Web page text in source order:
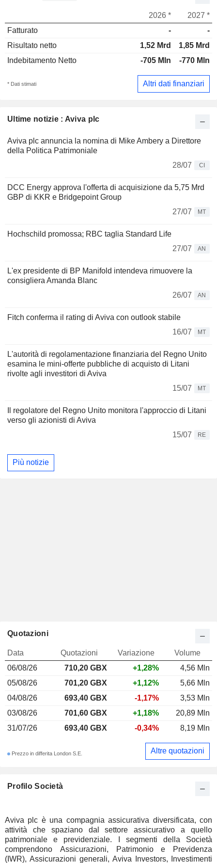
Ultime notizie : Aviva plc
Aviva plc annuncia la nomina di Mike Ambery a Direttore
della Politica Patrimoniale
28/07
CI
DCC Energy approva l'offerta di acquisizione da 5,75 Mrd
GBP di KKR e Bridgepoint Group
27/07
MT
Hochschild promossa; RBC taglia Standard Life
27/07
AN
L'ex presidente di BP Manifold intendeva rimuovere la
consigliera Amanda Blanc
26/07
AN
Fitch conferma il rating di Aviva con outlook stabile
16/07
MT
L'autorità di regolamentazione finanziaria del Regno Unito
esamina le mini-offerte pubbliche di acquisto di Litani
rivolte agli investitori di Aviva
15/07
MT
Il regolatore del Regno Unito monitora l'approccio di Litani
verso gli azionisti di Aviva
15/07
RE
Più notizie
2026 *
2027 *
Fatturato
-
-
Risultato netto
1,52 Mrd
1,85 Mrd
Indebitamento Netto
-705 Mln -770 Mln
* Dati stimati Altri dati finanziari
Profilo Società
Aviva plc è una compagnia assicurativa diversificata, con
attività che spaziano dal settore assicurativo a quello
patrimoniale e previdenziale. I segmenti della Società
comprendono Assicurazioni, Patrimonio e Previdenza
(IWR), Assicurazioni generali, Aviva Investors, Investimenti
Quotazioni
Data Quotazioni Variazione
Volume
06/08/26
710,20 GBX +1,28%
4,56 Mln
05/08/26
701,20 GBX +1,12%
5,66 Mln
04/08/26
693,40 GBX -1,17%
3,53 Mln
03/08/26
701,60 GBX +1,18%
20,89 Mln
31/07/26
693,40 GBX -0,34% 8,19 Mln
Prezzo in differita London S.E. Altre quotazioni